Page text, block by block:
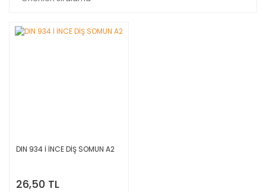
DIN 934 İ İNCE DİŞ SOMUN A2
26,50 TL